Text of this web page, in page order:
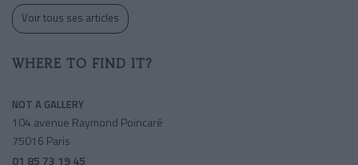
Voir tous ses articles
WHERE TO FIND IT?
NOT A GALLERY
104 avenue Raymond Poincaré
75016 Paris
01 85 73 19 45